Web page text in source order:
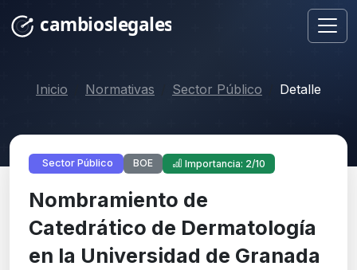
Inicio Normativas Sector Público Detalle
Sector Público BOE Importancia: 2/10
Nombramiento de
Catedrático de Dermatología
en la Universidad de Granada